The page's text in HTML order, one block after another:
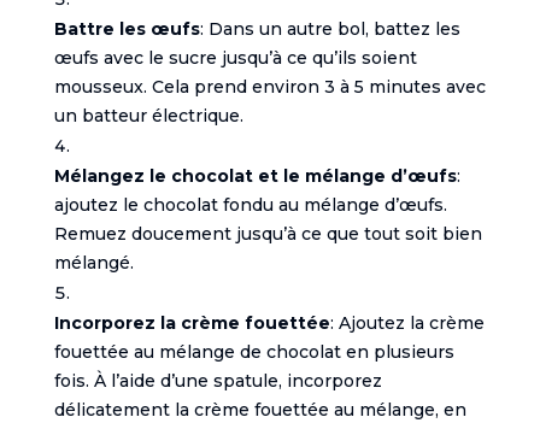
Battre les œufs: Dans un autre bol, battez les
œufs avec le sucre jusqu’à ce qu’ils soient
mousseux. Cela prend environ 3 à 5 minutes avec
un batteur électrique.
Mélangez le chocolat et le mélange d’œufs:
ajoutez le chocolat fondu au mélange d’œufs.
Remuez doucement jusqu’à ce que tout soit bien
mélangé.
Incorporez la crème fouettée: Ajoutez la crème
fouettée au mélange de chocolat en plusieurs
fois. À l’aide d’une spatule, incorporez
délicatement la crème fouettée au mélange, en